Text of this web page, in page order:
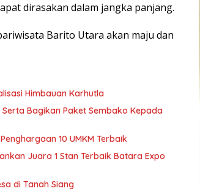
dirasakan dalam jangka panjang.
Barito Utara akan maju dan
Himbauan Karhutla
Serta Bagikan Paket Sembako Kepada
10 UMKM Terbaik
Juara 1 Stan Terbaik Batara Expo
di Tanah Siang